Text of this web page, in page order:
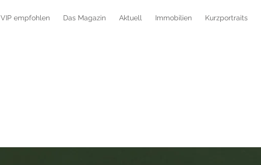
VIP empfohlen Das Magazin Aktuell Immobilien Kurzportraits